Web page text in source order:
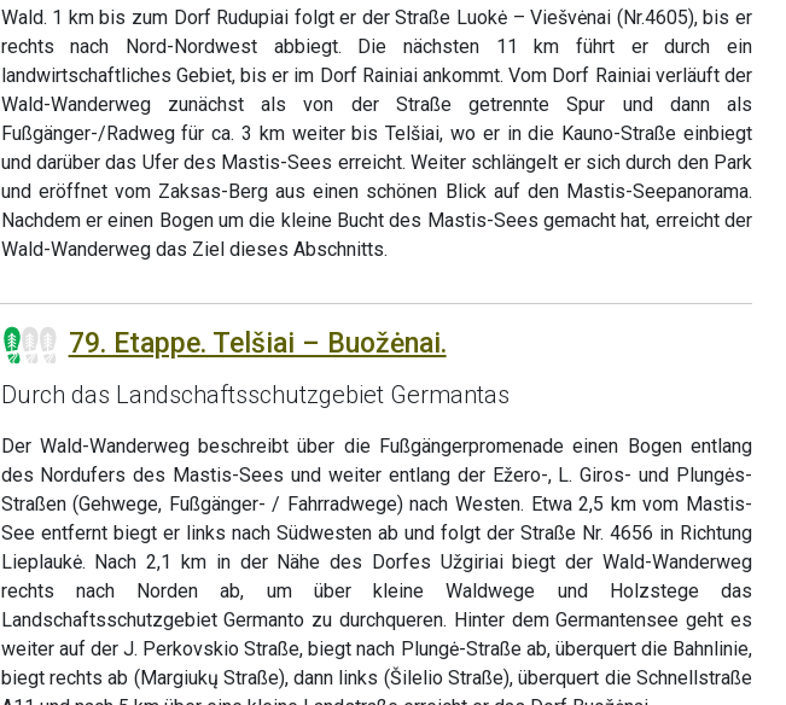
Wald. 1 km bis zum Dorf Rudupiai folgt er der Straße Luokė – Viešvėnai (Nr.4605), bis er
rechts nach Nord-Nordwest abbiegt. Die nächsten 11 km führt er durch ein
landwirtschaftliches Gebiet, bis er im Dorf Rainiai ankommt. Vom Dorf Rainiai verläuft der
Wald-Wanderweg zunächst als von der Straße getrennte Spur und dann als
Fußgänger-/Radweg für ca. 3 km weiter bis Telšiai, wo er in die Kauno-Straße einbiegt
und darüber das Ufer des Mastis-Sees erreicht. Weiter schlängelt er sich durch den Park
und eröffnet vom Zaksas-Berg aus einen schönen Blick auf den Mastis-Seepanorama.
Nachdem er einen Bogen um die kleine Bucht des Mastis-Sees gemacht hat, erreicht der
Wald-Wanderweg das Ziel dieses Abschnitts.
79. Etappe. Telšiai – Buožėnai.
Durch das Landschaftsschutzgebiet Germantas
Der Wald-Wanderweg beschreibt über die Fußgängerpromenade einen Bogen entlang
des Nordufers des Mastis-Sees und weiter entlang der Ežero-, L. Giros- und Plungės-
Straßen (Gehwege, Fußgänger- / Fahrradwege) nach Westen. Etwa 2,5 km vom Mastis-
See entfernt biegt er links nach Südwesten ab und folgt der Straße Nr. 4656 in Richtung
Lieplaukė. Nach 2,1 km in der Nähe des Dorfes Užgiriai biegt der Wald-Wanderweg
rechts nach Norden ab, um über kleine Waldwege und Holzstege das
Landschaftsschutzgebiet Germanto zu durchqueren. Hinter dem Germantensee geht es
weiter auf der J. Perkovskio Straße, biegt nach Plungė-Straße ab, überquert die Bahnlinie,
biegt rechts ab (Margiukų Straße), dann links (Šilelio Straße), überquert die Schnellstraße